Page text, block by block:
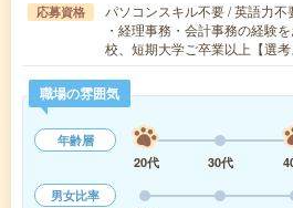
応募資格
パソコンスキル不要 / 英語力不
・経理事務・会計事務の経験
校、短期大学ご卒業以上【選
職場の雰囲気
年齢層
20代
30代
男女比率